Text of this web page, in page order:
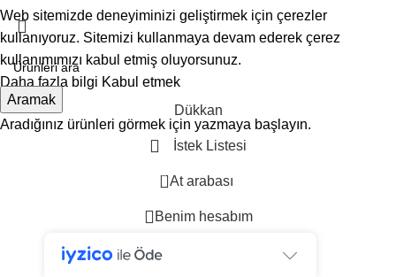
Aramak
Aradığınız ürünleri görmek için yazmaya başlayın.
Web sitemizde deneyiminizi geliştirmek için çerezler
kullanıyoruz. Sitemizi kullanmaya devam ederek çerez
kullanımımızı kabul etmiş oluyorsunuz.
Daha fazla bilgi Kabul etmek
Dükkan
İstek Listesi
0 At arabası
Benim hesabım